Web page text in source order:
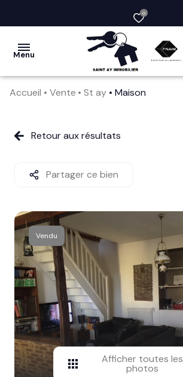
0
Menu
vendre
société
services
avis
clients
contact
Accueil Vente St ay Maison
Retour aux résultats
Partager ce bien
Vendu
Afficher toutes les
photos